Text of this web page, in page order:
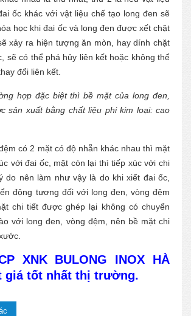
ốc khác với vật liệu chế tạo long đen sẽ
học khi đai ốc và long đen được xết chặt
xảy ra hiện tượng ăn mòn, hay dính chặt
sẽ có thể phá hủy liên kết hoặc không thể
đổi liên kết.
hợp đặc biệt thì bề mặt của long đen,
sản xuất bằng chất liệu phi kim loại: cao
có 2 mặt có độ nhẵn khác nhau thì mặt
với đai ốc, mặt còn lại thì tiếp xúc với chi
do nên làm như vậy là do khi xiết đai ốc,
động tương đối với long đen, vòng đệm
chi tiết được ghép lại không có chuyển
với long đen, vòng đệm, nên bề mặt chi
XNK BULONG INOX HÀ
giá tốt nhất thị trường.